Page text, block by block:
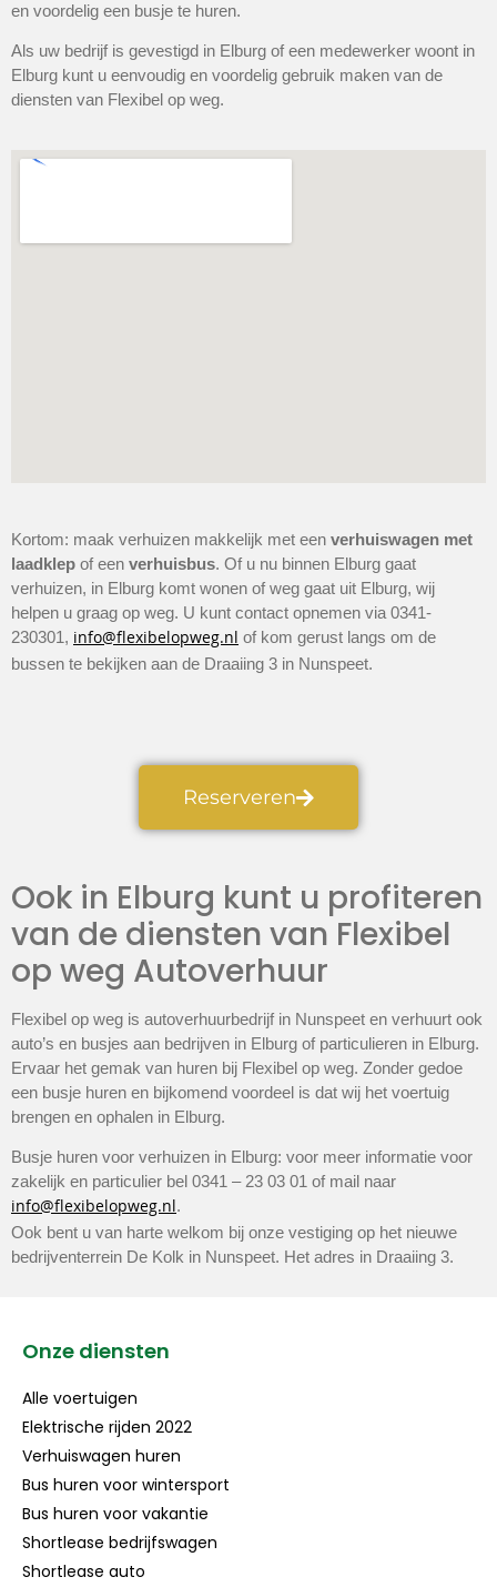
en voordelig een busje te huren.
Als uw bedrijf is gevestigd in Elburg of een medewerker woont in
Elburg kunt u eenvoudig en voordelig gebruik maken van de
diensten van Flexibel op weg.
Kortom: maak verhuizen makkelijk met een verhuiswagen met
laadklep of een verhuisbus. Of u nu binnen Elburg gaat
verhuizen, in Elburg komt wonen of weg gaat uit Elburg, wij
helpen u graag op weg. U kunt contact opnemen via 0341-
230301, info@flexibelopweg.nl of kom gerust langs om de
bussen te bekijken aan de Draaiing 3 in Nunspeet.
Reserveren
Ook in Elburg kunt u profiteren
van de diensten van Flexibel
op weg Autoverhuur
Flexibel op weg is autoverhuurbedrijf in Nunspeet en verhuurt ook
auto’s en busjes aan bedrijven in Elburg of particulieren in Elburg.
Ervaar het gemak van huren bij Flexibel op weg. Zonder gedoe
een busje huren en bijkomend voordeel is dat wij het voertuig
brengen en ophalen in Elburg.
Busje huren voor verhuizen in Elburg: voor meer informatie voor
zakelijk en particulier bel 0341 – 23 03 01 of mail naar
info@flexibelopweg.nl.
Ook bent u van harte welkom bij onze vestiging op het nieuwe
bedrijventerrein De Kolk in Nunspeet. Het adres in Draaiing 3.
Onze diensten
Alle voertuigen
Elektrische rijden 2022
Verhuiswagen huren
Bus huren voor wintersport
Bus huren voor vakantie
Shortlease bedrijfswagen
Shortlease auto